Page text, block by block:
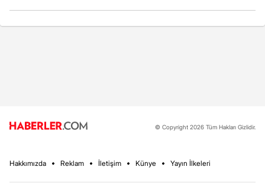
© Copyright 2026 Tüm Hakları Gizlidir.
Hakkımızda Reklam İletişim Künye Yayın İlkeleri